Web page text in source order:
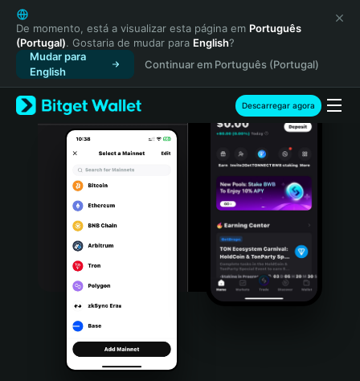
English
日本語
Tiếng Việt
Русский
Español (Latinoamérica)
Türkçe
Italiano
Português (Portugal)
Bahasa Indonesia
Português (Brasil)
Español (Argentina)
De momento, está a visualizar esta página em Português
(Portugal). Gostaria de mudar para English?
Mudar para
English
Continuar em Português (Portugal)
Descarregar agora